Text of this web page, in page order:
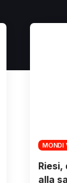
MONDI
alla